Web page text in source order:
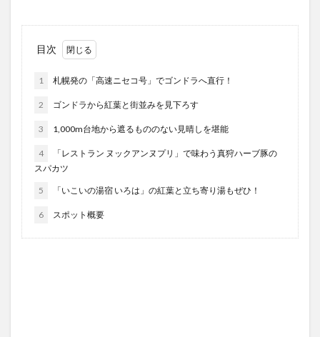
目次
1 札幌発の「高速ニセコ号」でゴンドラへ直行！
2 ゴンドラから紅葉と街並みを見下ろす
3 1,000m台地から遮るもののない見晴しを堪能
4
「レストラン ヌックアンヌプリ」で味わう真狩ハーブ豚の
スパカツ
5 「いこいの湯宿 いろは」の紅葉と立ち寄り湯もぜひ！
6 スポット概要